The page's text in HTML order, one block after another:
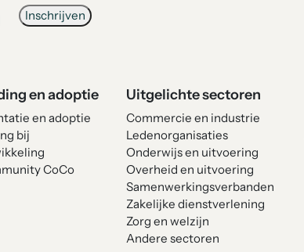
en adoptie
en adoptie
bij
CoCo
Uitgelichte sectoren
Commercie en industrie
Ledenorganisaties
Onderwijs en uitvoering
Overheid en uitvoering
Samenwerkingsverbanden
Zakelijke dienstverlening
Zorg en welzijn
Andere sectoren